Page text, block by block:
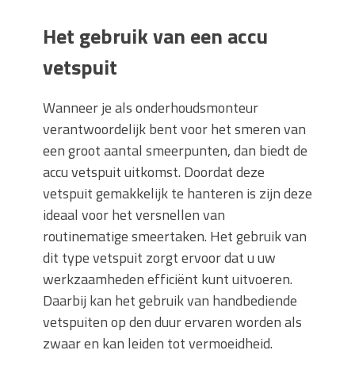
Het gebruik van een accu
vetspuit
Wanneer je als onderhoudsmonteur
verantwoordelijk bent voor het smeren van
een groot aantal smeerpunten, dan biedt de
accu vetspuit uitkomst. Doordat deze
vetspuit gemakkelijk te hanteren is zijn deze
ideaal voor het versnellen van
routinematige smeertaken. Het gebruik van
dit type vetspuit zorgt ervoor dat u uw
werkzaamheden efficiënt kunt uitvoeren.
Daarbij kan het gebruik van handbediende
vetspuiten op den duur ervaren worden als
zwaar en kan leiden tot vermoeidheid.